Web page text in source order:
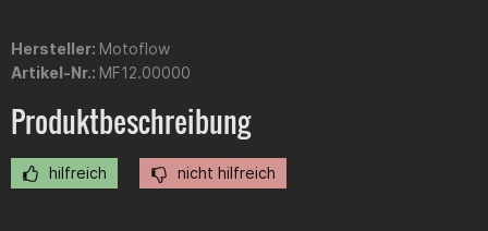
Hersteller: Motoflow
Artikel-Nr.: MF12.00000
Produktbeschreibung
hilfreich nicht hilfreich